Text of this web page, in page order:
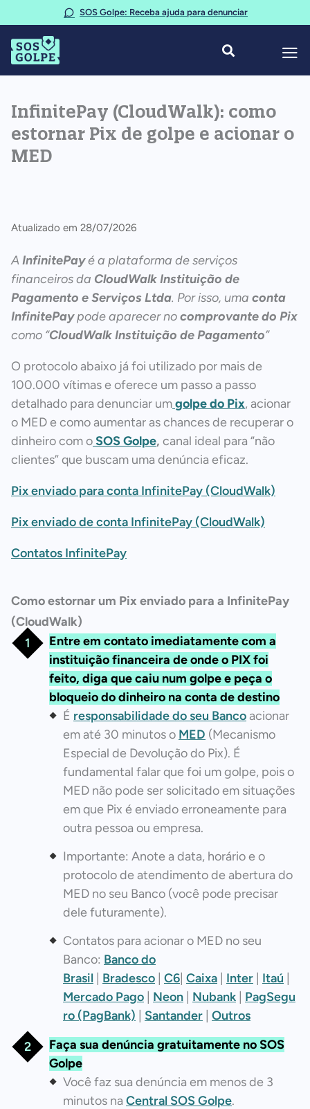
conteúdo
SOS Golpe: Receba ajuda para denunciar
InfinitePay (CloudWalk): como
estornar Pix de golpe e acionar o
MED
Atualizado em 28/07/2026
AInfinitePayé a plataforma de serviços
financeiros da CloudWalk Instituição de
Pagamento e Serviços Ltda. Por isso, uma conta
InfinitePaypode aparecer nocomprovante do Pix
como “CloudWalk Instituição de Pagamento”
O protocolo abaixo já foi utilizado por mais de
100.000 vítimas e oferece um passo a passo
detalhado para denunciar umgolpe do Pix, acionar
o MED e como aumentar as chances de recuperar o
dinheiro com oSOS Golpe, canal ideal para “não
clientes” que buscam uma denúncia eficaz.
Pix enviado para conta InfinitePay (CloudWalk)
Pix enviado de conta InfinitePay (CloudWalk)
Contatos InfinitePay
Como estornar um Pix enviado para a InfinitePay
(CloudWalk)
Entre em contato imediatamente com a
instituição financeira de onde o PIX foi
feito, diga que caiu num golpe e peça o
bloqueio do dinheiro na conta de destino
É responsabilidade do seu Bancoacionar
em até 30 minutos o MED (Mecanismo
Especial de Devolução do Pix). É
fundamental falar que foi um golpe, pois o
MED não pode ser solicitado em situações
em que Pix é enviado erroneamente para
outra pessoa ou empresa.
Importante: Anote a data, horário e o
protocolo de atendimento de abertura do
MED no seu Banco (você pode precisar
dele futuramente).
Contatos para acionar o MED no seu
Banco: Banco do
Brasil
Bradesco C6 Caixa Inter Itaú
Mercado Pago
Neon Nubank
PagSegu
ro (PagBank)
Santander Outros
Faça sua denúncia gratuitamente no SOS
Golpe
Você faz sua denúncia em menos de 3
minutos na Central SOS Golpe.